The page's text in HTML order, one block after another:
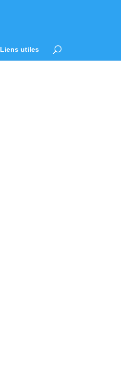
Liens utiles